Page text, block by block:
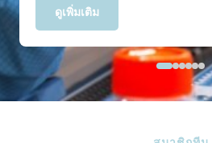
ดูเพิ่มเติม